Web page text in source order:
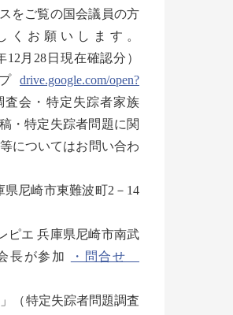
をご覧の国会議員の方
お願いします。
28日現在確認分）
drive.google.com/open?
査会・特定失踪者家族
・特定失踪者問題に関
についてはお問い合わ
尼崎市東難波町2－14
ピエ 兵庫県尼崎市南武
長が参加
・問合せ
（特定失踪者問題調査